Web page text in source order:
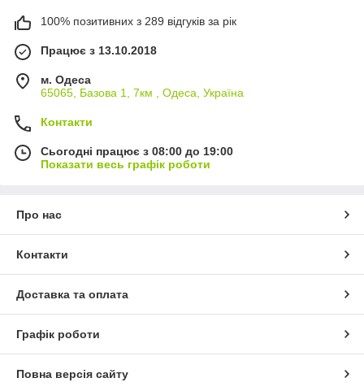
100% позитивних з 289 відгуків за рік
Працює з 13.10.2018
м. Одеса
65065, Базова 1, 7км , Одеса, Україна
Контакти
Сьогодні працює з 08:00 до 19:00
Показати весь графік роботи
Про нас
Контакти
Доставка та оплата
Графік роботи
Повна версія сайту